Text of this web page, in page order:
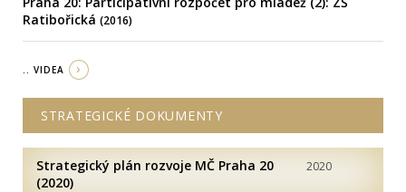
Ratibořická (2016)
.. VIDEA
STRATEGICKÉ DOKUMENTY
Strategický plán rozvoje MČ Praha 20
(2020)
2020